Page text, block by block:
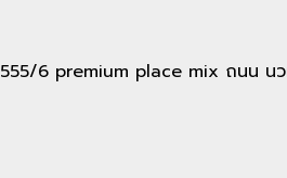
555/6 premium place mix ถนน น